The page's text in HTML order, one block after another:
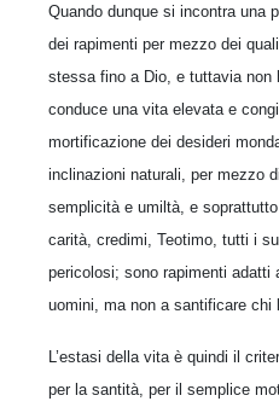
Quando dunque si incontra una
dei rapimenti per mezzo dei
stessa fino a Dio, e tuttavia
conduce una vita elevata e
mortificazione dei desideri
inclinazioni naturali, per mezzo
semplicità e umiltà, e
carità, credimi, Teotimo, tutti i
pericolosi; sono rapimenti adatti
uomini, ma non a santificare chi
L’estasi della vita è quindi il
per la santità, per il semplice